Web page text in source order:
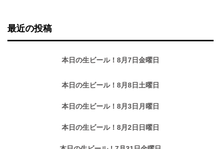
最近の投稿
本日の生ビール！8月7日金曜日
本日の生ビール！8月8日土曜日
本日の生ビール！8月3日月曜日
本日の生ビール！8月2日日曜日